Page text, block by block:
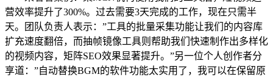
营效率提升了300%。过去需要3天完成的工作，现在只需半
天。团队负责人表示：”工具的批量采集功能让我们的内容库
扩充速度翻倍，而抽帧镜像工具则帮助我们快速制作出多样化
的视频内容，矩阵SEO效果显著提升。”另一位个人创作者分
享道：”自动替换BGM的软件功能太实用了，我可以在保留原